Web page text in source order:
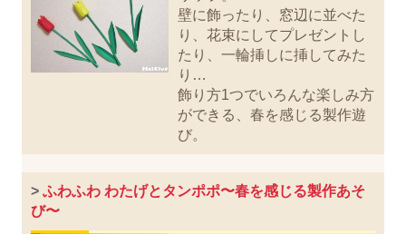
壁に飾ったり、窓辺に並べた
り、花束にしてプレゼントし
たり、一輪挿しに挿してみた
り…
飾り方1つでいろんな楽しみ方
ができる、春を感じる製作遊
び。
> ふわふわ わたげとタンポポ〜春を感じる製作あそ
び〜